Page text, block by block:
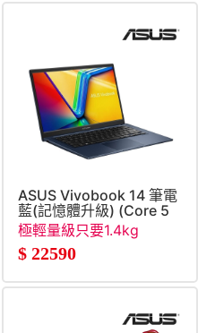
ASUS Vivobook 14 筆電
藍(記憶體升級) (Core 5
SSD&#47;W11)
極輕量級只要1.4kg
$ 22590